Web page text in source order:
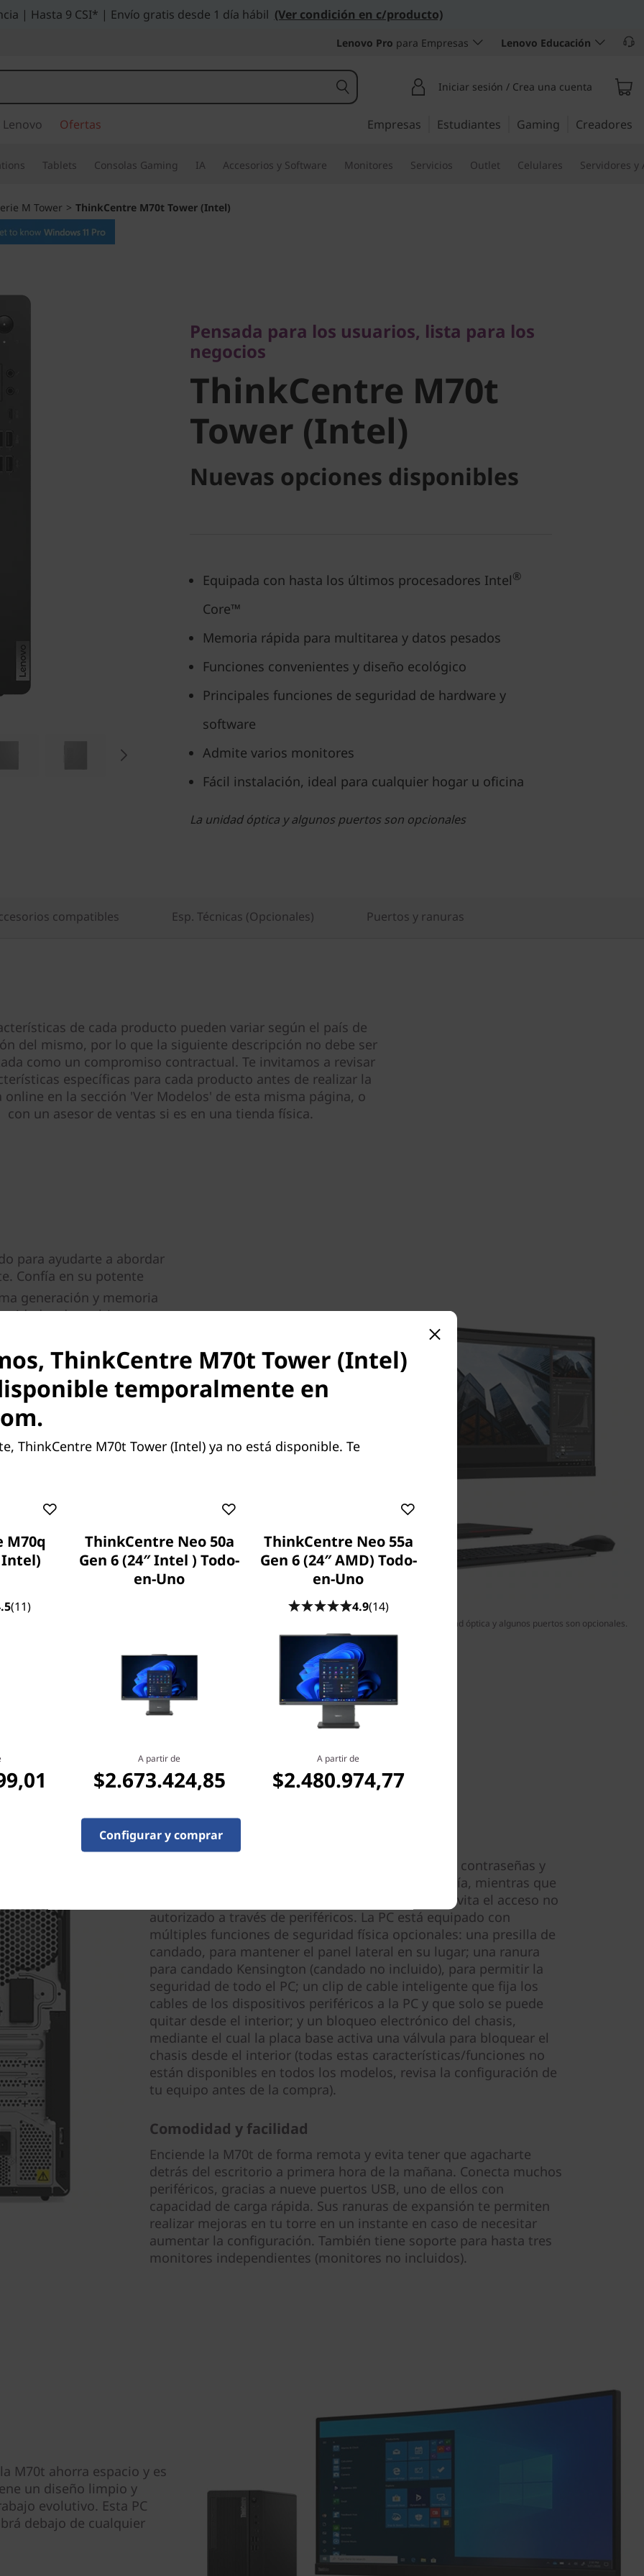
| Hasta 9 CSI* | Envío gratis desde 1 día hábil (Ver condición en c/producto)
Lenovo Pro para Empresas Lenovo Educación
Iniciar sesión / Crea una cuenta
Ofertas Empresas Estudiantes Gaming Creadores
Tablets Consolas Gaming IA Accesorios y Software Monitores Servicios Outlet Celulares Servidores y
M Tower > ThinkCentre M70t Tower (Intel)
ThinkCentre M70t
Tower (Intel)
Pensada para los usuarios, lista para los
negocios
ThinkCentre M70t
Tower (Intel)
Nuevas opciones disponibles
Equipada con hasta los últimos procesadores Intel®
Core™
Memoria rápida para multitarea y datos pesados
Funciones convenientes y diseño ecológico
Principales funciones de seguridad de hardware y
software
Admite varios monitores
Fácil instalación, ideal para cualquier hogar u oficina
La unidad óptica y algunos puertos son opcionales
compatibles Esp. Técnicas (Opcionales) Puertos y ranuras
de cada producto pueden variar según el país de
del mismo, por lo que la siguiente descripción no debe ser
como un compromiso contractual. Te invitamos a revisar
específicas para cada producto antes de realizar la
online en la sección 'Ver Modelos' de esta misma página, o
con un asesor de ventas si es en una tienda física.
El monitor no está incluido; el mouse y teclado inalámbricos, la unidad óptica y algunos puertos son opcionales.
para ayudarte a abordar
Confía en su potente
generación y memoria
de multitarea y
del diseño con
hasta AMD Radeon™
son opcionales y no están
de tu equipo antes de la
Optane™ opcional,
más receptiva,
archivos. Asimismo, el
(SSD) M.2 opcional
3D NAND ofrece a
y un consumo
son opcionales y no están
de tu equipo antes de la
Protege tus datos y tus activos
El chip dTPM 2.0 de esta torre te permite cifrar tus contraseñas y
datos, lo que ayuda a protegerlos contra la piratería, mientras que
la protección inteligente de USB basada en BIOS evita el acceso no
autorizado a través de periféricos. La PC está equipado con
múltiples funciones de seguridad física opcionales: una presilla de
candado, para mantener el panel lateral en su lugar; una ranura
para candado Kensington (candado no incluido), para permitir la
seguridad de todo el PC; un clip de cable inteligente que fija los
cables de los dispositivos periféricos a la PC y que solo se puede
quitar desde el interior; y un bloqueo electrónico del chasis,
mediante el cual la placa base activa una válvula para bloquear el
chasis desde el interior (todas estas características/funciones no
están disponibles en todos los modelos, revisa la configuración de
tu equipo antes de la compra).
Comodidad y facilidad
Enciende la M70t de forma remota y evita tener que agacharte
detrás del escritorio a primera hora de la mañana. Conecta muchos
periféricos, gracias a nueve puertos USB, uno de ellos con
capacidad de carga rápida. Sus ranuras de expansión te permiten
realizar mejoras en tu torre en un instante en caso de necesitar
aumentar la configuración. También tiene soporte para hasta tres
monitores independientes (monitores no incluidos).
M70t ahorra espacio y es
un diseño limpio y
evolutivo. Esta PC
debajo de cualquier
ThinkCentre M70t Tower (Intel)
temporalmente en
ThinkCentre M70t Tower (Intel) ya no está disponible. Te
M70q
Intel)
(11)
ThinkCentre Neo 50a
Gen 6 (24″ Intel ) Todo-
en-Uno
A partir de
$2.673.424,85
ThinkCentre Neo 55a
Gen 6 (24″ AMD) Todo-
en-Uno
4.9(14)
A partir de
$2.480.974,77
Configurar y comprar